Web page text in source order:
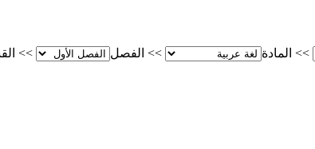
>> المادة >> الفصل >>